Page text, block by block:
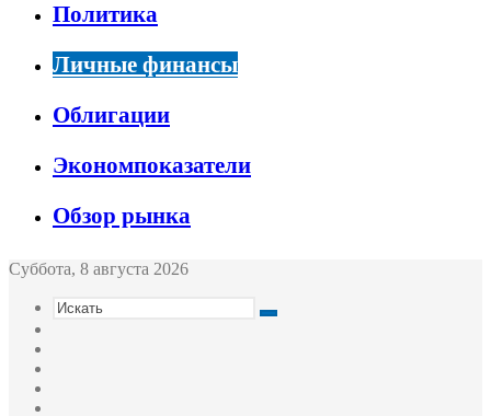
Политика
Личные финансы
Облигации
Экономпоказатели
Обзор рынка
Суббота, 8 августа 2026
Искать